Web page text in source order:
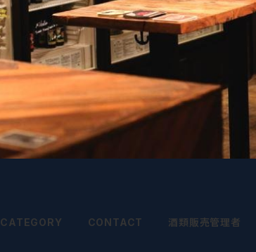
CATEGORY CONTACT 酒類販売管理者